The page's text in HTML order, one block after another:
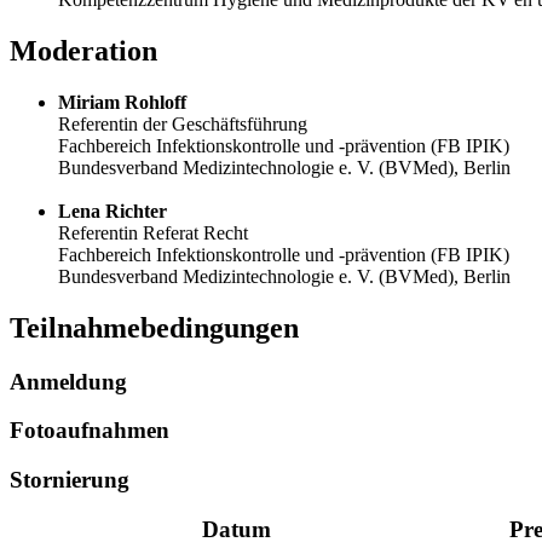
Moderation
Miriam Rohloff
Referentin der Geschäftsführung
Fachbereich Infektionskontrolle und -prävention (FB IPIK)
Bundesverband Medizintechnologie e. V. (BVMed), Berlin
Lena Richter
Referentin Referat Recht
Fachbereich Infektionskontrolle und -prävention (FB IPIK)
Bundesverband Medizintechnologie e. V. (BVMed), Berlin
Teilnahmebedingungen
Anmeldung
Fotoaufnahmen
Stornierung
Datum